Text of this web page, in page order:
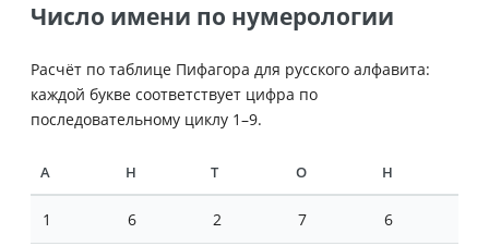
Число имени по нумерологии
Расчёт по таблице Пифагора для русского алфавита:
каждой букве соответствует цифра по
последовательному циклу 1–9.
А Н Т О Н
1 6 2 7 6